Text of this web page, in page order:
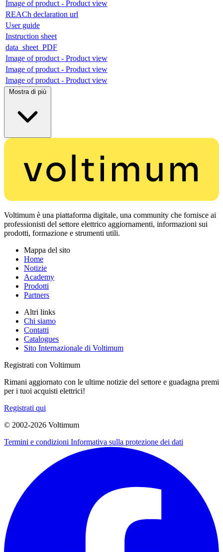
Image of product - Product view
REACh declaration url
User guide
Instruction sheet
data_sheet_PDF
Image of product - Product view
Image of product - Product view
Image of product - Product view
Mostra di più
Voltimum è una piattaforma digitale, una community che fornisce ai
professionisti del settore elettrico aggiornamenti, informazioni sui
prodotti, formazione e strumenti utili.
Mappa del sito
Home
Notizie
Academy
Prodotti
Partners
Altri links
Chi siamo
Contatti
Catalogues
Sito Internazionale di Voltimum
Registrati con Voltimum
Rimani aggiornato con le ultime notizie del settore e guadagna premi
per i tuoi acquisti elettrici!
Registrati qui
© 2002-2026 Voltimum
Termini e condizioni Informativa sulla protezione dei dati